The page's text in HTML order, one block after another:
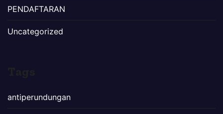
PENDAFTARAN
Uncategorized
antiperundungan